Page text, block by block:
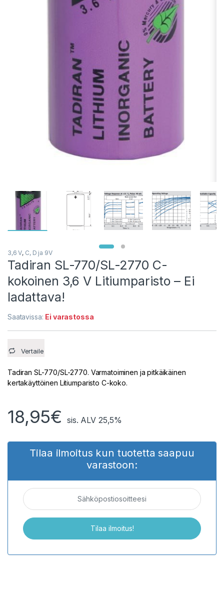
3,6 V, C, D ja 9V
Tadiran SL-770/SL-2770 C-
kokoinen 3,6 V Litiumparisto – Ei
ladattava!
Saatavissa: Ei varastossa
Vertaile
Tadiran SL-770/SL-2770. Varmatoiminen ja pitkäikäinen
kertakäyttöinen Litiumparisto C-koko.
18,95€ sis. ALV 25,5%
Tilaa ilmoitus kun tuotetta saapuu
varastoon: